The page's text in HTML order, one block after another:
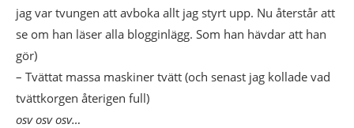
jag var tvungen att avboka allt jag styrt upp. Nu återstår att
se om han läser alla blogginlägg. Som han hävdar att han
gör)
– Tvättat massa maskiner tvätt (och senast jag kollade vad
tvättkorgen återigen full)
osv osv osv…